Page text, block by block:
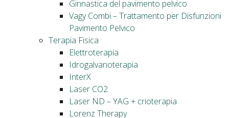
Ginnastica del pavimento pelvico
Vagy Combi – Trattamento per Disfunzioni
Pavimento Pelvico
Terapia Fisica
Elettroterapia
Idrogalvanoterapia
InterX
Laser CO2
Laser ND – YAG + crioterapia
Lorenz Therapy